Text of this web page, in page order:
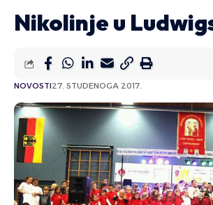
Nikolinje u
NOVOSTI27. STUDENOGA 2017.